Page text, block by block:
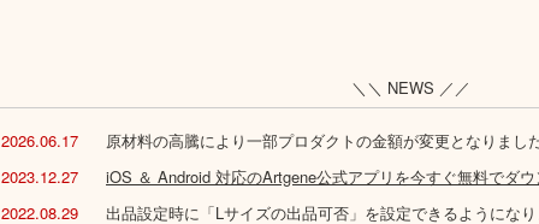
＼＼ NEWS ／／
2026.06.17 原材料の高騰により一部プロダクトの金額が変更となりまし
2023.12.27
iOS ＆ Android 対応のArtgene公式アプリを今すぐ無料でダウ
2022.08.29
出品設定時に「Lサイズの出品可否」を設定できるようにな